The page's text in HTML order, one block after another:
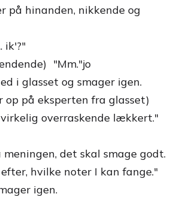
på hinanden, nikkende og
ik'?"
"Mm."jo
i glasset og smager igen.
op på eksperten fra glasset)
overraskende lækkert."
meningen, det skal smage godt.
hvilke noter I kan fange."
igen.